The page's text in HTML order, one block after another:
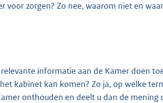
voor zorgen? Zo nee, waarom niet en
informatie aan de Kamer doen
kabinet kan komen? Zo ja, op welke
onthouden en deelt u dan de mening